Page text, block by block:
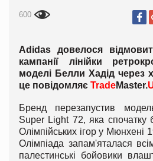
600
Adidas довелося
кампанії лінійки
моделі Белли Хадід через
це повідомляє TradeMaster.
Бренд перезапустив
Super Light 72, яка спочатку
Олімпійських ігор у Мюнхені
Олімпіада запам'яталася
палестинські бойовики